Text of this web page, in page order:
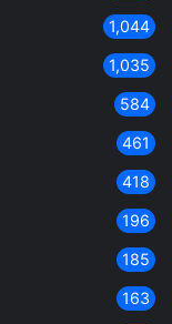
1,044
1,035
584
461
418
196
185
163